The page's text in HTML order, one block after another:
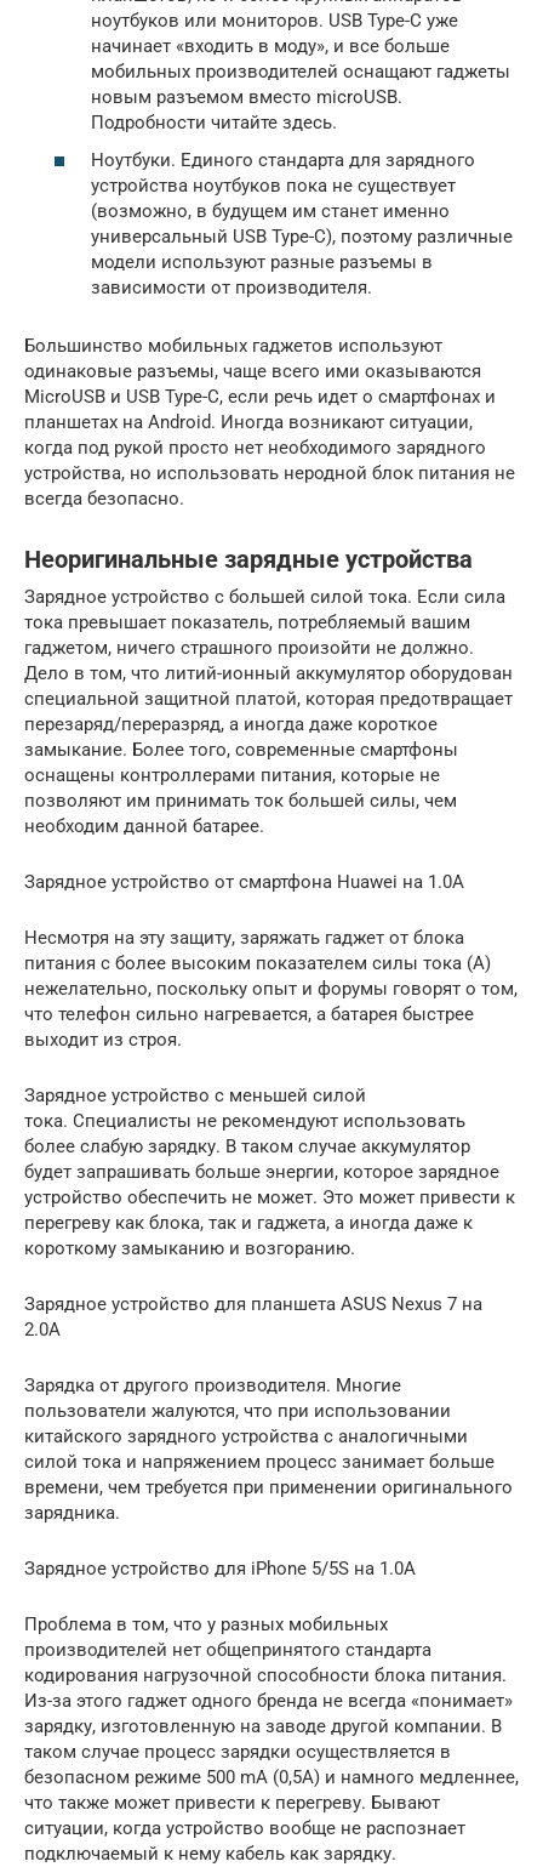
ноутбуков или мониторов. USB Type-C уже
начинает «входить в моду», и все больше
мобильных производителей оснащают гаджеты
новым разъемом вместо microUSB.
Подробности читайте здесь.
Ноутбуки. Единого стандарта для зарядного
устройства ноутбуков пока не существует
(возможно, в будущем им станет именно
универсальный USB Type-C), поэтому различные
модели используют разные разъемы в
зависимости от производителя.
Большинство мобильных гаджетов используют
одинаковые разъемы, чаще всего ими оказываются
MicroUSB и USB Type-C, если речь идет о смартфонах и
планшетах на Android. Иногда возникают ситуации,
когда под рукой просто нет необходимого зарядного
устройства, но использовать неродной блок питания не
всегда безопасно.
Неоригинальные зарядные устройства
Зарядное устройство с большей силой тока. Если сила
тока превышает показатель, потребляемый вашим
гаджетом, ничего страшного произойти не должно.
Дело в том, что литий-ионный аккумулятор оборудован
специальной защитной платой, которая предотвращает
перезаряд/переразряд, а иногда даже короткое
замыкание. Более того, современные смартфоны
оснащены контроллерами питания, которые не
позволяют им принимать ток большей силы, чем
необходим данной батарее.
Зарядное устройство от смартфона Huawei на 1.0A
Несмотря на эту защиту, заряжать гаджет от блока
питания с более высоким показателем силы тока (А)
нежелательно, поскольку опыт и форумы говорят о том,
что телефон сильно нагревается, а батарея быстрее
выходит из строя.
Зарядное устройство с меньшей силой
тока. Специалисты не рекомендуют использовать
более слабую зарядку. В таком случае аккумулятор
будет запрашивать больше энергии, которое зарядное
устройство обеспечить не может. Это может привести к
перегреву как блока, так и гаджета, а иногда даже к
короткому замыканию и возгоранию.
Зарядное устройство для планшета ASUS Nexus 7 на
2.0A
Зарядка от другого производителя. Многие
пользователи жалуются, что при использовании
китайского зарядного устройства с аналогичными
силой тока и напряжением процесс занимает больше
времени, чем требуется при применении оригинального
зарядника.
Зарядное устройство для iPhone 5/5S на 1.0A
Проблема в том, что у разных мобильных
производителей нет общепринятого стандарта
кодирования нагрузочной способности блока питания.
Из-за этого гаджет одного бренда не всегда «понимает»
зарядку, изготовленную на заводе другой компании. В
таком случае процесс зарядки осуществляется в
безопасном режиме 500 mA (0,5A) и намного медленнее,
что также может привести к перегреву. Бывают
ситуации, когда устройство вообще не распознает
подключаемый к нему кабель как зарядку.